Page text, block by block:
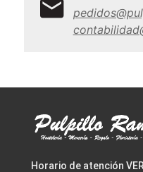
Horario de atención